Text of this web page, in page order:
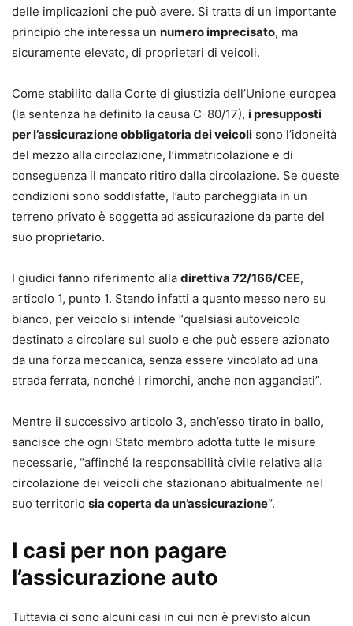
delle implicazioni che può avere. Si tratta di un importante
principio che interessa un numero imprecisato, ma
sicuramente elevato, di proprietari di veicoli.
Come stabilito dalla Corte di giustizia dell’Unione europea
(la sentenza ha definito la causa C-80/17), i presupposti
per l’assicurazione obbligatoria dei veicoli sono l’idoneità
del mezzo alla circolazione, l’immatricolazione e di
conseguenza il mancato ritiro dalla circolazione. Se queste
condizioni sono soddisfatte, l’auto parcheggiata in un
terreno privato è soggetta ad assicurazione da parte del
suo proprietario.
I giudici fanno riferimento alla direttiva 72/166/CEE,
articolo 1, punto 1. Stando infatti a quanto messo nero su
bianco, per veicolo si intende “qualsiasi autoveicolo
destinato a circolare sul suolo e che può essere azionato
da una forza meccanica, senza essere vincolato ad una
strada ferrata, nonché i rimorchi, anche non agganciati”.
Mentre il successivo articolo 3, anch’esso tirato in ballo,
sancisce che ogni Stato membro adotta tutte le misure
necessarie, “affinché la responsabilità civile relativa alla
circolazione dei veicoli che stazionano abitualmente nel
suo territorio sia coperta da un’assicurazione“.
I casi per non pagare
l’assicurazione auto
Tuttavia ci sono alcuni casi in cui non è previsto alcun